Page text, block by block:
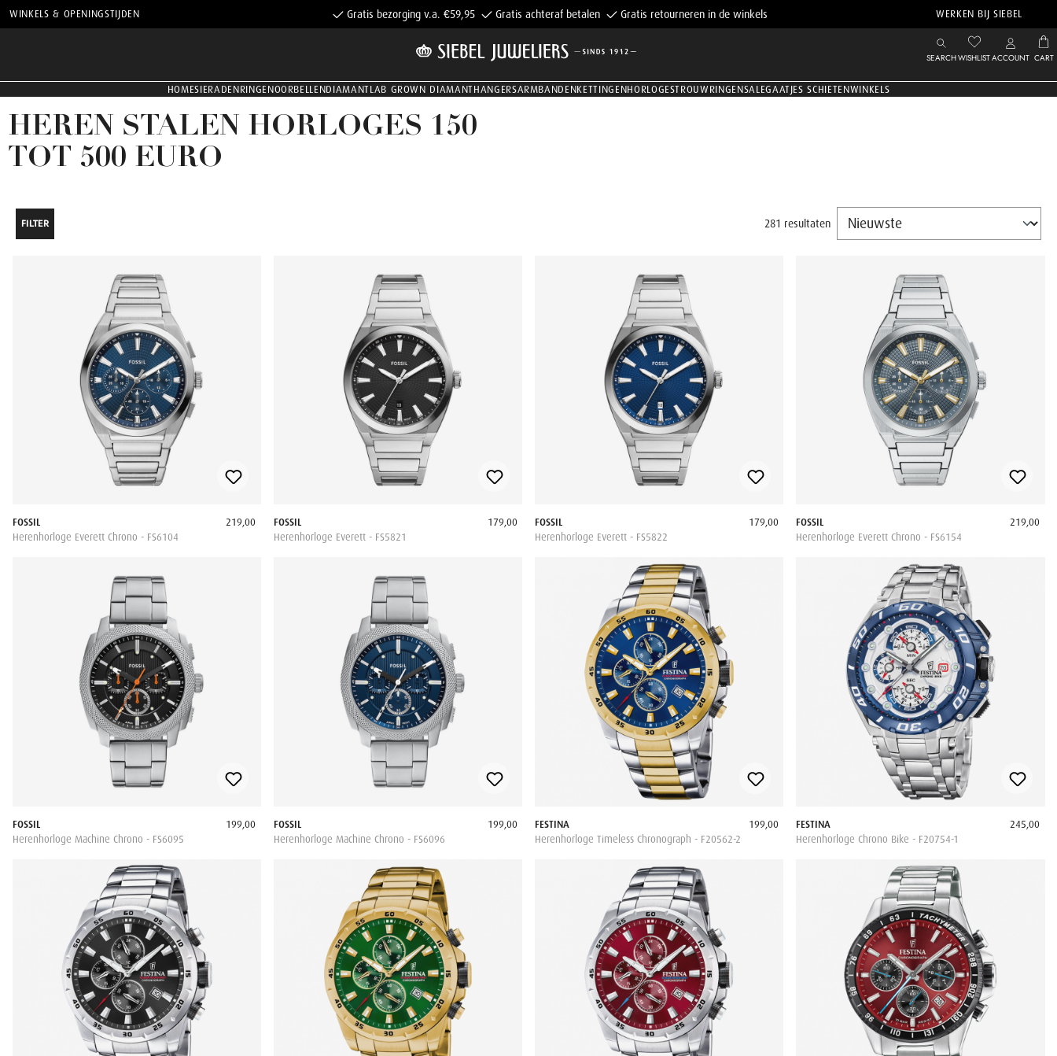
WINKELS & OPENINGSTIJDEN Gratis bezorging v.a. €59,95 Gratis achteraf betalen Gratis retourneren in de winkels WERKEN BIJ SIEBEL
SEARCHWISHLISTACCOUNT CART
HOMESIERADENRINGENOORBELLENDIAMANTLAB GROWN DIAMANTHANGERSARMBANDENKETTINGENHORLOGESTROUWRINGENSALEGAATJES SCHIETENWINKELS
HEREN STALEN HORLOGES 150
TOT 500 EURO
FILTER 281 resultaten
FOSSIL
Herenhorloge Everett Chrono - FS6104
219,00
FOSSIL
Herenhorloge Everett - FS5821
179,00
FOSSIL
Herenhorloge Everett - FS5822
179,00
FOSSIL
Herenhorloge Everett Chrono - FS6154
219,00
FOSSIL
Herenhorloge Machine Chrono - FS6095
199,00
FOSSIL
Herenhorloge Machine Chrono - FS6096
199,00
FESTINA
Herenhorloge Timeless Chronograph - F20562-2
199,00
FESTINA
Herenhorloge Chrono Bike - F20754-1
245,00